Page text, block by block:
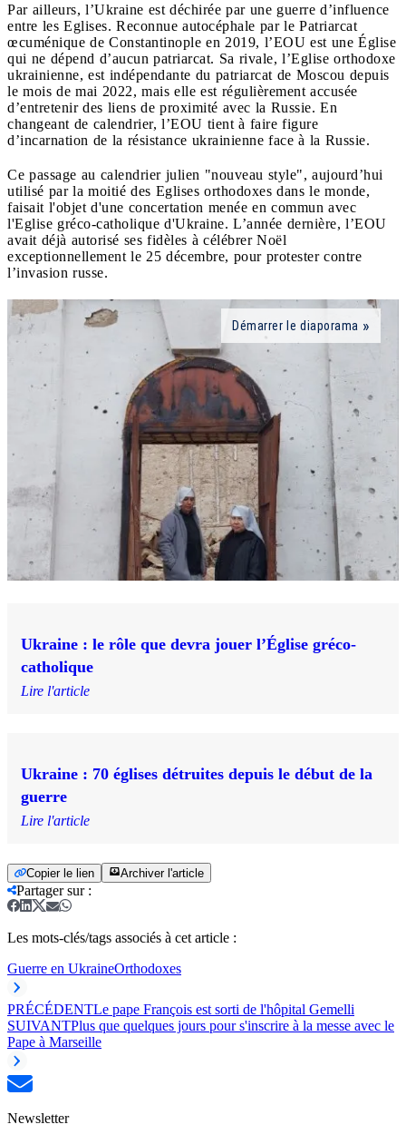
Par ailleurs, l’Ukraine est déchirée par une guerre d’influence
entre les Eglises. Reconnue autocéphale par le Patriarcat
œcuménique de Constantinople en 2019, l’EOU est une Église
qui ne dépend d’aucun patriarcat. Sa rivale, l’Eglise orthodoxe
ukrainienne, est indépendante du patriarcat de Moscou depuis
le mois de mai 2022, mais elle est régulièrement accusée
d’entretenir des liens de proximité avec la Russie. En
changeant de calendrier, l’EOU tient à faire figure
d’incarnation de la résistance ukrainienne face à la Russie.
Ce passage au calendrier julien "nouveau style", aujourd’hui
utilisé par la moitié des Eglises orthodoxes dans le monde,
faisait l'objet d'une concertation menée en commun avec
l'Eglise gréco-catholique d'Ukraine. L’année dernière, l’EOU
avait déjà autorisé ses fidèles à célébrer Noël
exceptionnellement le 25 décembre, pour protester contre
l’invasion russe.
Démarrer le diaporama
Ukraine : le rôle que devra jouer l’Église gréco-
catholique
Lire l'article
Ukraine : 70 églises détruites depuis le début de la
guerre
Lire l'article
Copier le lien Archiver l'article
Partager sur:
Les mots-clés/tags associés à cet article :
Guerre en UkraineOrthodoxes
PRÉCÉDENTLe pape François est sorti de l'hôpital Gemelli
SUIVANTPlus que quelques jours pour s'inscrire à la messe avec le
Pape à Marseille
Newsletter